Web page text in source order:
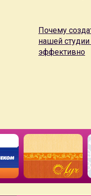
Почему
нашей
эффективно